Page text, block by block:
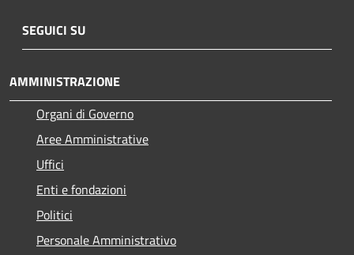
SEGUICI SU
AMMINISTRAZIONE
Organi di Governo
Aree Amministrative
Uffici
Enti e fondazioni
Politici
Personale Amministrativo